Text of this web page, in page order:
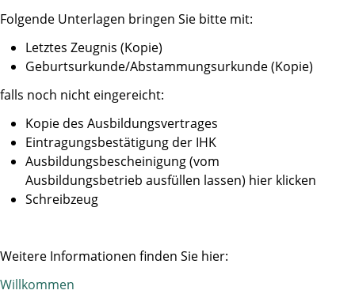
Folgende Unterlagen bringen Sie bitte mit:
Letztes Zeugnis (Kopie)
Geburtsurkunde/Abstammungsurkunde (Kopie)
falls noch nicht eingereicht:
Kopie des Ausbildungsvertrages
Eintragungsbestätigung der IHK
Ausbildungsbescheinigung (vom
Ausbildungsbetrieb ausfüllen lassen) hier klicken
Schreibzeug
Weitere Informationen finden Sie hier:
Willkommen